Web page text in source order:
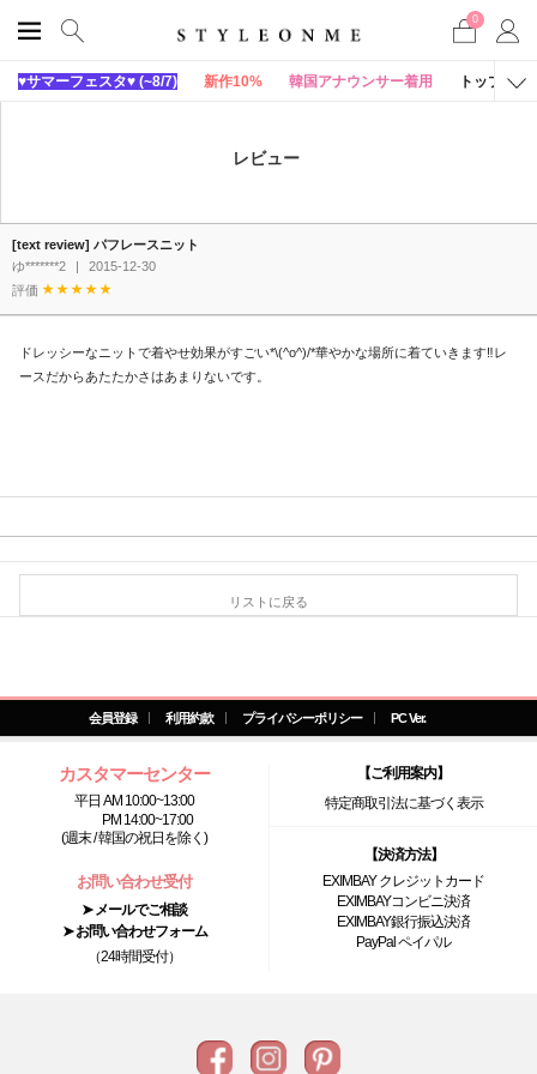
0
♥サマーフェスタ♥ (~8/7) 新作10% 韓国アナウンサー着用 トップス
レビュー
[text review] パフレースニット
ゆ*******2
|
2015-12-30
評価
ドレッシーなニットで着やせ効果がすごい*\(^o^)/*華やかな場所に着ていきます‼︎レ
ースだからあたたかさはあまりないです。
リストに戻る
会員登録 利用約款 プライバシーポリシー PC Ver.
カスタマーセンター
平日 AM 10:00~13:00
PM 14:00~17:00
(週末 / 韓国の祝日を除く)
お問い合わせ受付
➤ メールでご相談
➤ お問い合わせフォーム
（24時間受付）
【ご利用案内】
特定商取引法に基づく表示
【決済方法】
EXIMBAY クレジットカード
EXIMBAYコンビニ決済
EXIMBAY銀行振込決済
PayPal ペイパル